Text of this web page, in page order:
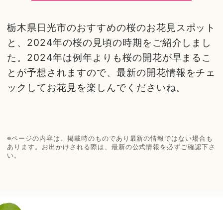
栃木県日光市のおすすめの桜のお花見スポット
と、2024年の桜の見頃の時期をご紹介しまし
た。2024年は例年よりも桜の開花が早まるこ
とが予想されますので、最新の開花情報をチェ
ックしてお花見を楽しんでくださいね。
※ページの内容は、掲載時のものであり最新の情報ではない場合も
あります。お出かけされる際は、最新の公式情報を必ずご確認下さ
い。